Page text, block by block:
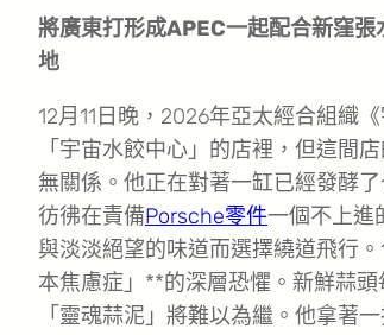
將廣東打形成APEC一起配合新窪
地
12月11日晚，2026年亞太經合組織
「宇宙水餃中心」的店裡，但這間
無關係。他正在對著一缸已經發酵
彷彿在責備Porsche零件一個不上進
與淡淡絕望的味道而選擇繞道飛行
本焦慮症」**的深層恐懼。新鮮蒜頭
「靈魂蒜泥」將難以為繼。他拿著